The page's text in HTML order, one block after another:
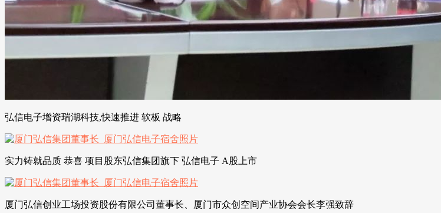
弘信电子增资瑞湖科技,快速推进 软板 战略
实力铸就品质 恭喜 项目股东弘信集团旗下 弘信电子 A股上市
厦门弘信创业工场投资股份有限公司董事长、厦门市众创空间产业协会会长李强致辞